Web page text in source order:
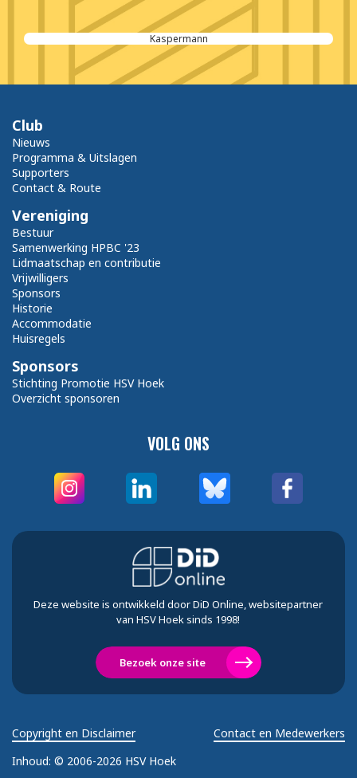
Kaspermann
VOLG ONS
Club
Nieuws
Programma & Uitslagen
Supporters
Contact & Route
Vereniging
Bestuur
Samenwerking HPBC '23
Lidmaatschap en contributie
Vrijwilligers
Sponsors
Historie
Accommodatie
Huisregels
Sponsors
Stichting Promotie HSV Hoek
Overzicht sponsoren
Deze website is ontwikkeld door DiD Online, websitepartner
van HSV Hoek sinds 1998!
Bezoek onze site
Inhoud: © 2006-2026 HSV Hoek
Copyright en Disclaimer Contact en Medewerkers